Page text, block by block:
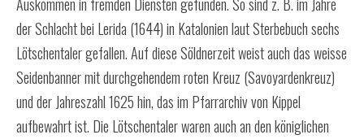
der Schlacht bei Lerida (1644) in Katalonien laut Sterbebuch sechs
Lötschentaler gefallen. Auf diese Söldnerzeit weist auch das weisse
Seidenbanner mit durchgehendem roten Kreuz (Savoyardenkreuz)
und der Jahreszahl 1625 hin, das im Pfarrarchiv von Kippel
aufbewahrt ist. Die Lötschentaler waren auch an den königlichen